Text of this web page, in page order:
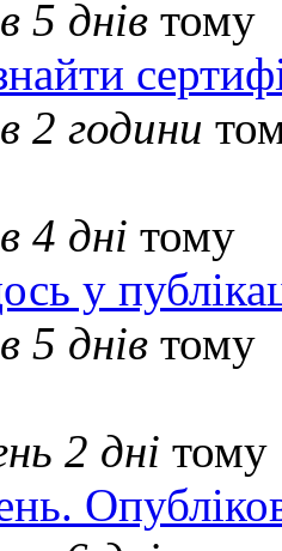
5 днів тому
2 години
4 дні тому
у
5 днів тому
2 дні тому